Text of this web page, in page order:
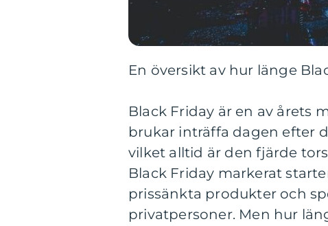
En översikt av hur länge
Black Friday är en av årets
brukar inträffa dagen efter
vilket alltid är den fjärde
Black Friday markerat
prissänkta produkter och
privatpersoner. Men hur